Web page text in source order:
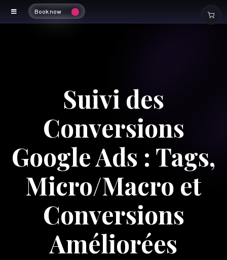
Book now
Suivi des
Conversions
Google Ads : Tags,
Micro/Macro et
Conversions
Améliorées